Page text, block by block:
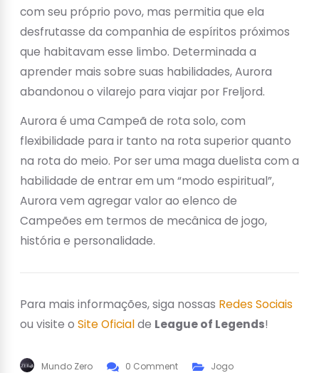
com seu próprio povo, mas permitia que ela
desfrutasse da companhia de espíritos próximos
que habitavam esse limbo. Determinada a
aprender mais sobre suas habilidades, Aurora
abandonou o vilarejo para viajar por Freljord.
Aurora é uma Campeã de rota solo, com
flexibilidade para ir tanto na rota superior quanto
na rota do meio. Por ser uma maga duelista com a
habilidade de entrar em um “modo espiritual”,
Aurora vem agregar valor ao elenco de
Campeões em termos de mecânica de jogo,
história e personalidade.
Para mais informações, siga nossas Redes Sociais
ou visite o Site Oficialde League of Legends!
Mundo Zero 0 Comment
Jogo